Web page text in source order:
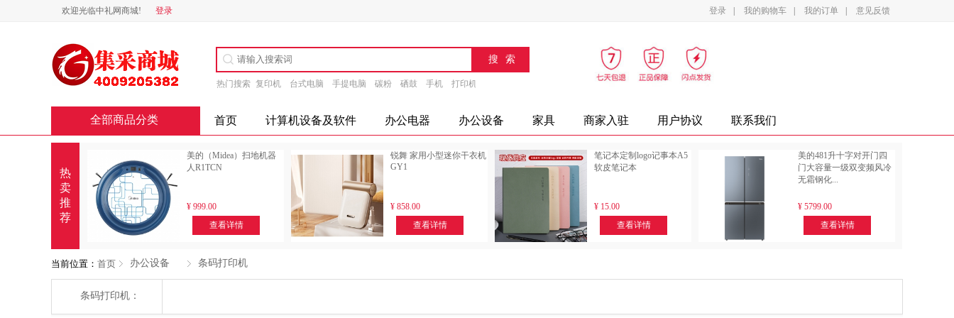
欢迎光临中礼网商城! 登录 登录 我的购物车 我的订单 意见反馈
热门搜索 复印机 台式电脑 手提电脑 碳粉 硒鼓 手机 打印机 办公设备 摄影设备 家电 办公家具
全部商品分类 首页 计算机设备及软件 办公电器 办公设备 家具 商家入驻 用户协议 联系我们
热
卖
推
荐
美的（Midea）扫地机器
人R1TCN
¥ 999.00
查看详情
锐舞 家用小型迷你干衣机
GY1
¥ 858.00
查看详情
笔记本定制logo记事本A5
软皮笔记本
¥ 15.00
查看详情
美的481升十字对开门四
门大容量一级双变频风冷
无霜钢化...
¥ 5799.00
查看详情
当前位置： 首页 办公设备 条码打印机
条码打印机：